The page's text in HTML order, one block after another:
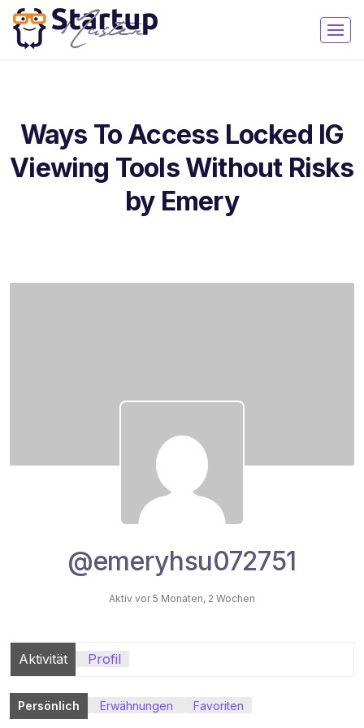
Ways To Access Locked IG
Viewing Tools Without Risks
by Emery
@emeryhsu072751
Aktiv vor 5 Monaten, 2 Wochen
Aktivität Profil
Persönlich Erwähnungen Favoriten